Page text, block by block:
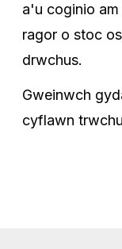
a'u coginio
ragor o stoc
drwchus.
Gweinwch
cyflawn